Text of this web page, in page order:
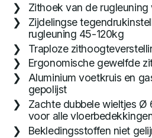
Zithoek van de rugleuning
Zijdelingse
rugleuning 45-120kg
Traploze
Ergonomische gewelfde
Aluminium voetkruis en
gepolijst
Zachte dubbele wieltjes Ø
voor alle
Bekledingsstoffen niet